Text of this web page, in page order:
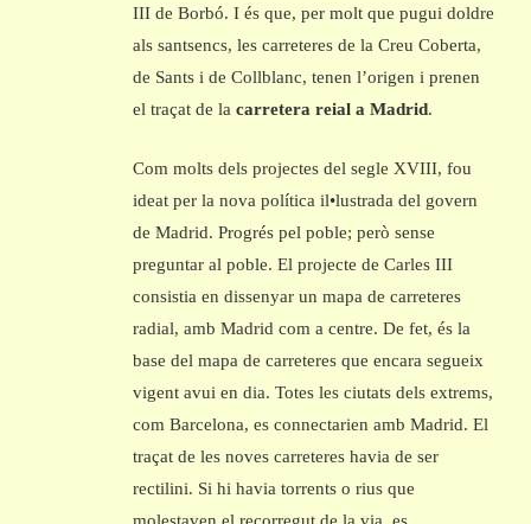
III de Borbó. I és que, per molt que pugui doldre
als santsencs, les carreteres de la Creu Coberta,
de Sants i de Collblanc, tenen l’origen i prenen
el traçat de la carretera reial a Madrid.
Com molts dels projectes del segle XVIII, fou
ideat per la nova política il•lustrada del govern
de Madrid. Progrés pel poble; però sense
preguntar al poble. El projecte de Carles III
consistia en dissenyar un mapa de carreteres
radial, amb Madrid com a centre. De fet, és la
base del mapa de carreteres que encara segueix
vigent avui en dia. Totes les ciutats dels extrems,
com Barcelona, es connectarien amb Madrid. El
traçat de les noves carreteres havia de ser
rectilini. Si hi havia torrents o rius que